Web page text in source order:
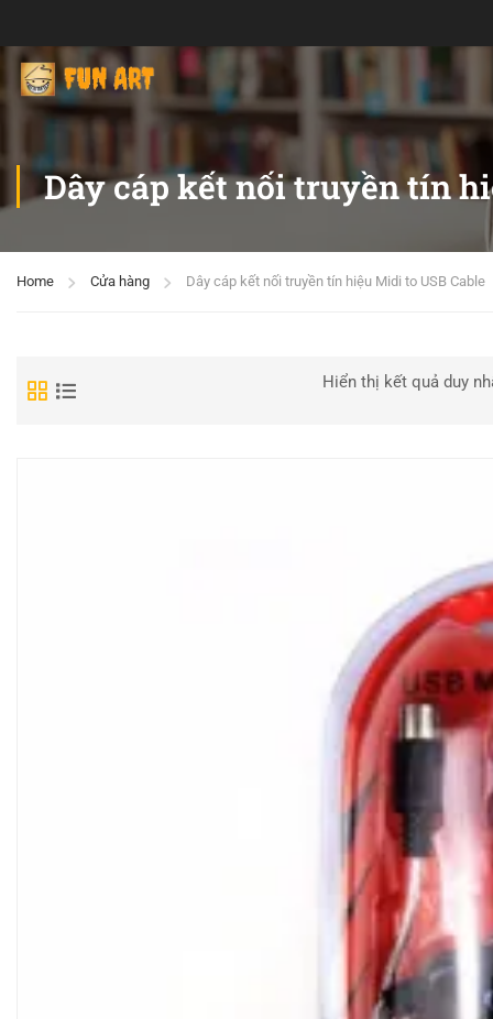
Dây cáp kết nối truyền tín
Home Cửa hàng Dây cáp kết nối truyền tín hiệu Midi to USB Cable
Hiển thị kết quả duy